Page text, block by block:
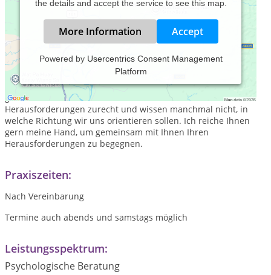
the details and accept the service to see this map.
More Information Accept
Powered by Usercentrics Consent Management
Platform
Auf unserem Lebensweg begegnen uns die
unterschiedlichsten Herausforderungen, die es zu meistern
gilt. Nicht immer kommen wir allein mit diesen
Herausforderungen zurecht und wissen manchmal nicht, in
welche Richtung wir uns orientieren sollen. Ich reiche Ihnen
gern meine Hand, um gemeinsam mit Ihnen Ihren
Herausforderungen zu begegnen.
Praxiszeiten:
Nach Vereinbarung
Termine auch abends und samstags möglich
Leistungsspektrum:
Psychologische Beratung